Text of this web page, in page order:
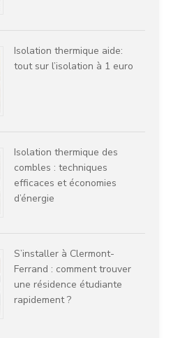
Isolation thermique aide:
tout sur l’isolation à 1 euro
Isolation thermique des
combles : techniques
efficaces et économies
d’énergie
S’installer à Clermont-
Ferrand : comment trouver
une résidence étudiante
rapidement ?